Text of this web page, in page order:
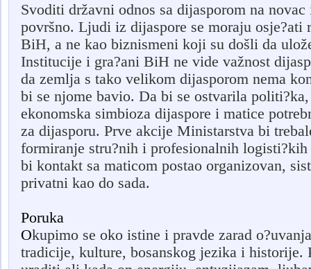
Svoditi državni odnos sa dijasporom na
površno. Ljudi iz dijaspore se moraju osje?ati
BiH, a ne kao biznismeni koji su došli da
Institucije i gra?ani BiH ne vide važnost
da zemlja s tako velikom dijasporom nema
bi se njome bavio. Da bi se ostvarila
ekonomska simbioza dijaspore i matice
za dijasporu. Prve akcije Ministarstva bi
formiranje stru?nih i profesionalnih
bi kontakt sa maticom postao organizovan,
privatni kao do sada.
Poruka
Okupimo se oko istine i pravde zarad
tradicije, kulture, bosanskog jezika i historije.